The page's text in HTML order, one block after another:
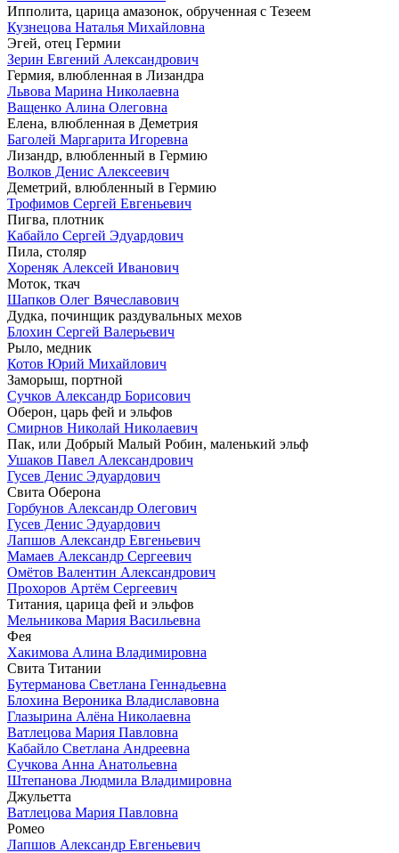
Ипполита, царица амазонок, обрученная с Тезеем
Кузнецова Наталья Михайловна
Эгей, отец Гермии
Зерин Евгений Александрович
Гермия, влюбленная в Лизандра
Львова Марина Николаевна
Ващенко Алина Олеговна
Елена, влюбленная в Деметрия
Баголей Маргарита Игоревна
Лизандр, влюбленный в Гермию
Волков Денис Алексеевич
Деметрий, влюбленный в Гермию
Трофимов Сергей Евгеньевич
Пигва, плотник
Кабайло Сергей Эдуардович
Пила, столяр
Хореняк Алексей Иванович
Моток, ткач
Шапков Олег Вячеславович
Дудка, починщик раздувальных мехов
Блохин Сергей Валерьевич
Рыло, медник
Котов Юрий Михайлович
Заморыш, портной
Сучков Александр Борисович
Оберон, царь фей и эльфов
Смирнов Николай Николаевич
Пак, или Добрый Малый Робин, маленький эльф
Ушаков Павел Александрович
Гусев Денис Эдуардович
Свита Оберона
Горбунов Александр Олегович
Гусев Денис Эдуардович
Лапшов Александр Евгеньевич
Мамаев Александр Сергеевич
Омётов Валентин Александрович
Прохоров Артём Сергеевич
Титания, царица фей и эльфов
Мельникова Мария Васильевна
Фея
Хакимова Алина Владимировна
Свита Титании
Бутерманова Светлана Геннадьевна
Блохина Вероника Владиславовна
Глазырина Алёна Николаевна
Ватлецова Мария Павловна
Кабайло Светлана Андреевна
Сучкова Анна Анатольевна
Штепанова Людмила Владимировна
Джульетта
Ватлецова Мария Павловна
Ромео
Лапшов Александр Евгеньевич